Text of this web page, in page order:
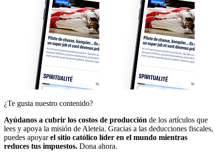
¿Te gusta nuestro contenido?
Ayúdanos a cubrir los costos de producción de los artículos que
lees y apoya la misión de Aleteia. Gracias a las deducciones fiscales,
puedes apoyarel sitio católico líder en el mundo mientras
reduces tus impuestos. Dona ahora.